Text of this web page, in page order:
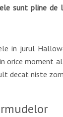
sunt pline
in jurul
orice moment
decat niste